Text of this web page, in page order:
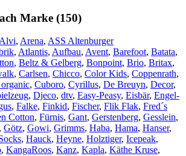
Marke (150)
Alvi, Arena, ASS Altenburger
, Atlantis, Aufbau, Avent, Barefoot, Batata,
, Beltz & Gelberg, Bonpoint, Brio, Britax,
, Carlsen, Chicco, Color Kids, Coppenrath,
, Cuboro, Cyrillus, De Breuyn, Decor,
, Djeco, dtv, Easy-Peasy, Eisbär, Engel-
, Falke, Finkid, Fischer, Flik Flak, Fred´s
Cotton, Fürnis, Gant, Gerstenberg, Gesslein,
, Götz, Gowi, Grimms, Haba, Hama, Hanser,
, Hauck, Heyne, Holztiger, Icepeak,
, KangaRoos, Kanz, Kapla, Käthe Kruse,